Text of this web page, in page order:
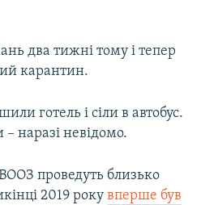
два тижні тому і тепер
карантин.
готель і сіли в автобус.
наразі невідомо.
проведуть близько
2019 року вперше був